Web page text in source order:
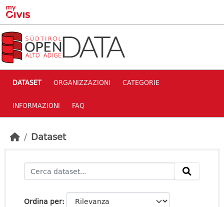
Skip to main content
DATASET ORGANIZZAZIONI CATEGORIE
INFORMAZIONI FAQ
Dataset
Ordina per